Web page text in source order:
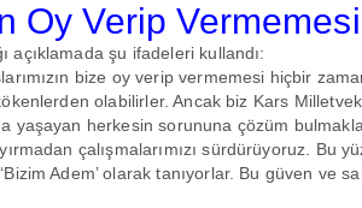
Oy Verip
açıklamada şu ifadeleri kullandı:
bize oy verip vermemesi hiçbir
olabilirler. Ancak biz Kars
yaşayan herkesin sorununa çözüm
çalışmalarımızı sürdürüyoruz. Bu
Adem’ olarak tanıyorlar. Bu güven ve